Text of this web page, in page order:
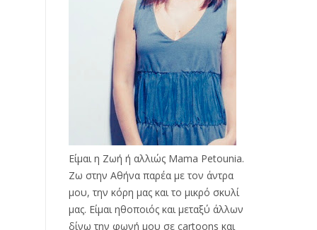
Είμαι η Ζωή ή αλλιώς Mama Petounia.
Ζω στην Αθήνα παρέα με τον άντρα
μου, την κόρη μας και το μικρό σκυλί
μας. Είμαι ηθοποιός και μεταξύ άλλων
δίνω την φωνή μου σε cartoons και